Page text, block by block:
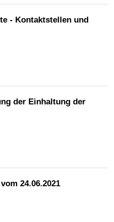
- Kontaktstellen und
der Einhaltung der
24.06.2021